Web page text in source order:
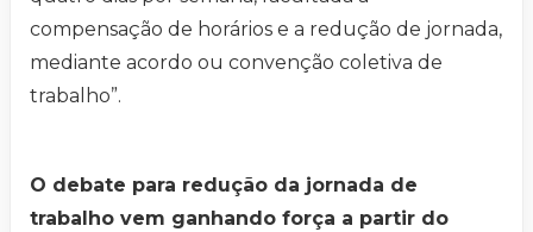
compensação de horários e a redução de jornada,
mediante acordo ou convenção coletiva de
trabalho”.
O debate para redução da jornada de
trabalho vem ganhando força a partir do